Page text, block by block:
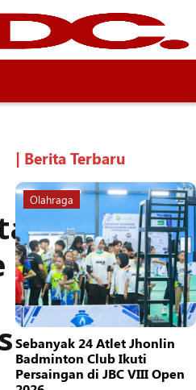
| Berita Terbaru
Olahraga
Sebanyak 24 Atlet Jhonlin
Badminton Club Ikuti
Persaingan di JBC VIII Open